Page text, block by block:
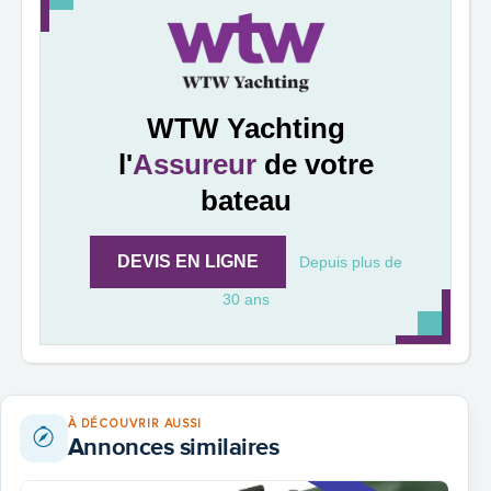
WTW Yachting
l'Assureurde votre
bateau
DEVIS EN LIGNE Depuis plus de
30 ans
À DÉCOUVRIR AUSSI
Annonces similaires